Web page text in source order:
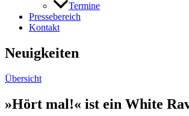
Termine
Pressebereich
Kontakt
Neuigkeiten
Übersicht
»Hört mal!« ist ein White